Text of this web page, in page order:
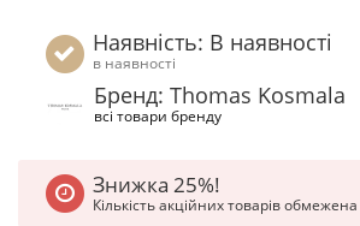
Наявність: В наявності
в наявності
Бренд: Thomas Kosmala
всі товари бренду
Знижка 25%!
Кількість акційних товарів обмежена